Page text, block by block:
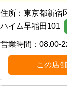
住所： 東京都新宿
ハイム早稲田101
営業時間： 08:00-
この店